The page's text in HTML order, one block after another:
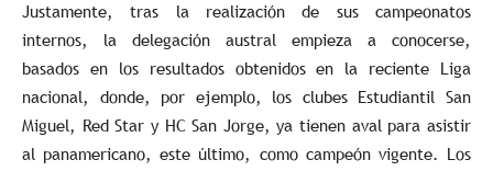
Justamente, tras la realización de sus campeonatos
internos, la delegación austral empieza a conocerse,
basados en los resultados obtenidos en la reciente Liga
nacional, donde, por ejemplo, los clubes Estudiantil San
Miguel, Red Star y HC San Jorge, ya tienen aval para asistir
al panamericano, este último, como campeón vigente. Los